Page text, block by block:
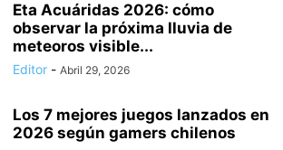
Eta Acuáridas 2026: cómo
observar la próxima lluvia de
meteoros visible...
Editor - Abril 29, 2026
Los 7 mejores juegos lanzados en
2026 según gamers chilenos